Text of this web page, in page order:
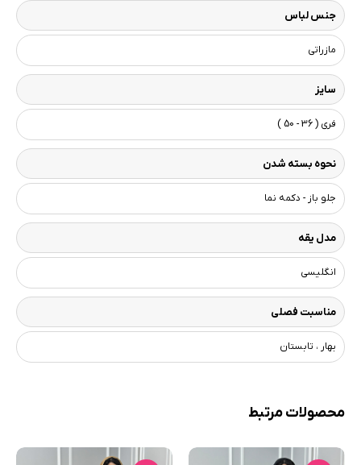
جنس لباس
مازراتی
سایز
فری ( 36 - 50 )
نحوه بسته شدن
جلو باز - دکمه نما
مدل یقه
انگلیسی
مناسبت فصلی
بهار ، تابستان
محصولات مرتبط